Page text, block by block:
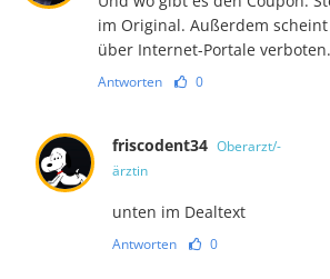
im Original. Außerdem
über Internet-Portale verboten.
Antworten 0
friscodent34 Oberarzt/-
ärztin
unten im Dealtext
Antworten 0